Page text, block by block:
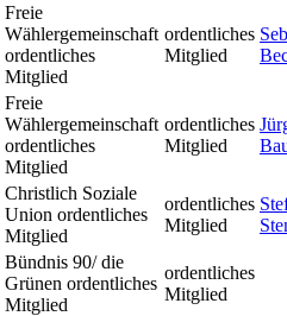
Freie
Wählergemeinschaft
ordentliches
Mitglied
ordentliches
Mitglied
Freie
Wählergemeinschaft
ordentliches
Mitglied
ordentliches
Mitglied
Christlich Soziale
Union ordentliches
Mitglied
ordentliches
Mitglied
Bündnis 90/ die
Grünen ordentliches
Mitglied
ordentliches
Mitglied